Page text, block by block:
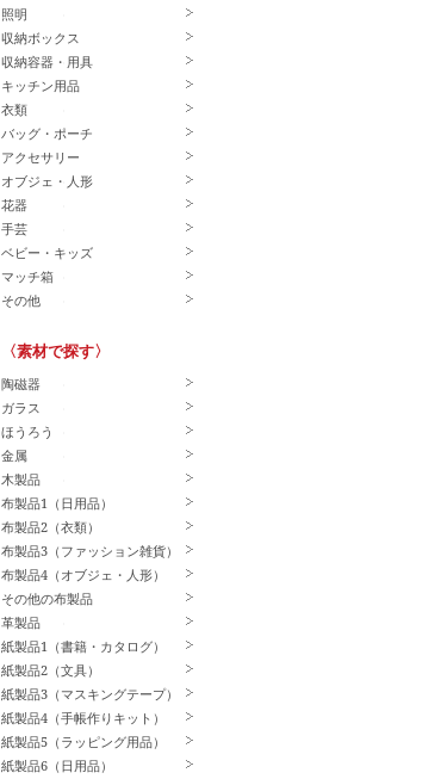
照明
収納ボックス
収納容器・用具
キッチン用品
衣類
バッグ・ポーチ
アクセサリー
オブジェ・人形
花器
手芸
ベビー・キッズ
マッチ箱
その他
〈素材で探す〉
陶磁器
ガラス
ほうろう
金属
木製品
布製品1（日用品）
布製品2（衣類）
布製品3（ファッション雑貨）
布製品4（オブジェ・人形）
その他の布製品
革製品
紙製品1（書籍・カタログ）
紙製品2（文具）
紙製品3（マスキングテープ）
紙製品4（手帳作りキット）
紙製品5（ラッピング用品）
紙製品6（日用品）